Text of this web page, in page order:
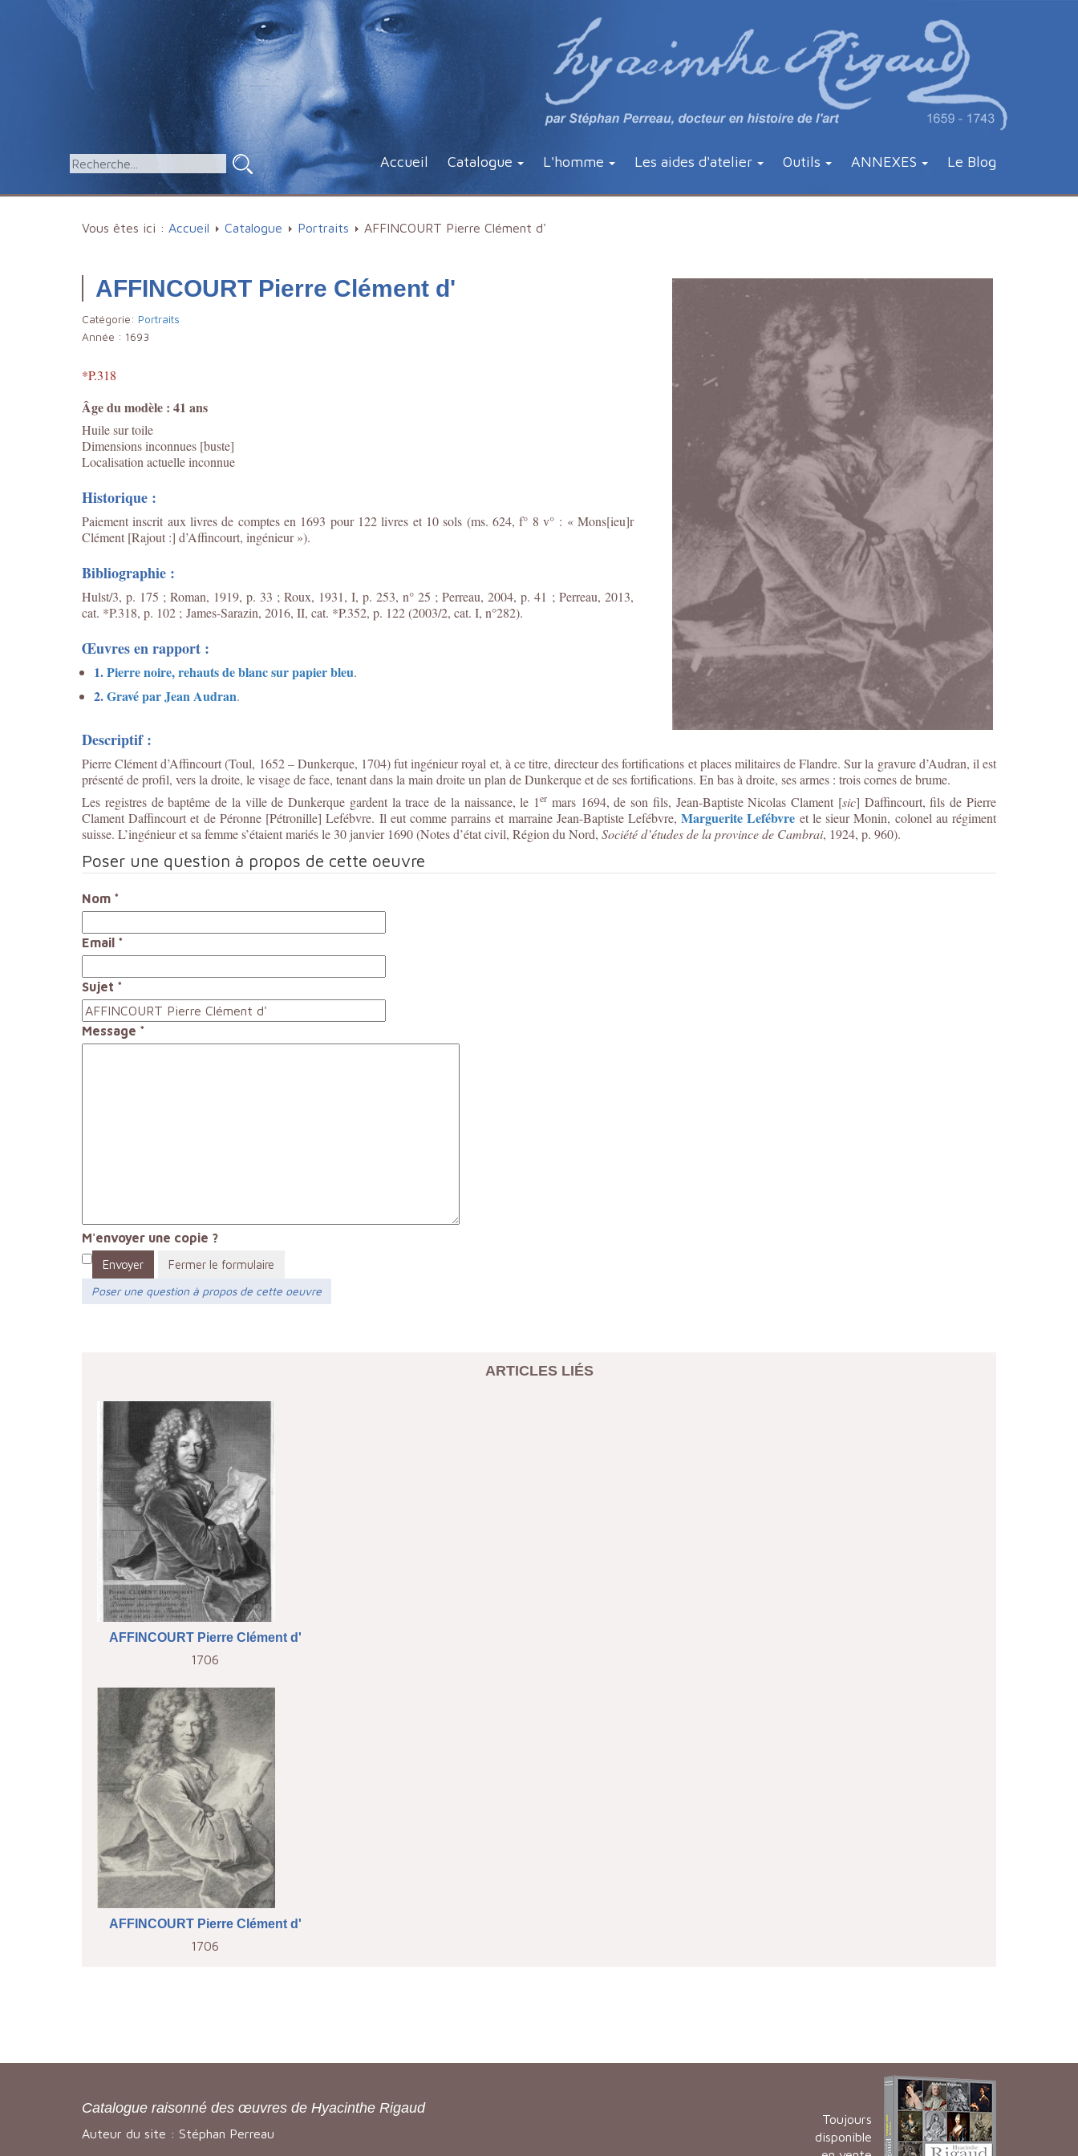
Accueil Catalogue L'homme Les aides d'atelier Outils ANNEXES Le Blog
Vous êtes ici : Accueil Catalogue Portraits AFFINCOURT Pierre Clément d'
AFFINCOURT Pierre Clément d'
Catégorie: Portraits
Année : 1693
*P.318
Âge du modèle : 41 ans
Huile sur toile
Dimensions inconnues [buste]
Localisation actuelle inconnue
Historique :
Paiement inscrit aux livres de comptes en 1693 pour 122 livres et 10 sols (ms. 624, f° 8 v° : « Mons[ieu]r
Clément [Rajout :] d’Affincourt, ingénieur »).
Bibliographie :
Hulst/3, p. 175 ; Roman, 1919, p. 33 ; Roux, 1931, I, p. 253, n° 25 ; Perreau, 2004, p. 41 ; Perreau, 2013,
cat. *P.318, p. 102 ; James-Sarazin, 2016, II, cat. *P.352, p. 122 (2003/2, cat. I, n°282).
Œuvres en rapport :
1.Pierre noire, rehauts de blanc sur papier bleu.
2.Gravé par Jean Audran.
Descriptif :
Pierre Clément d’Affincourt (Toul, 1652 – Dunkerque, 1704) fut ingénieur royal et, à ce titre, directeur des fortifications et places militaires de Flandre. Sur la gravure d’Audran, il est
présenté de profil, vers la droite, le visage de face, tenant dans la main droite un plan de Dunkerque et de ses fortifications. En bas à droite, ses armes : trois cornes de brume.
Les registres de baptême de la ville de Dunkerque gardent la trace de la naissance, le 1er mars 1694, de son fils, Jean-Baptiste Nicolas Clament [sic] Daffincourt, fils de Pierre
Clament Daffincourt et de Péronne [Pétronille] Lefébvre. Il eut comme parrains et marraine Jean-Baptiste Lefébvre,Marguerite Lefébvre et le sieur Monin, colonel au régiment
suisse. L’ingénieur et sa femme s’étaient mariés le 30 janvier 1690 (Notes d’état civil, Région du Nord, Société d’études de la province de Cambrai, 1924, p. 960).
Poser une question à propos de cette oeuvre
Nom *
Email *
Sujet *
Message *
M'envoyer une copie ?
Envoyer
Fermer le formulaire
Poser une question à propos de cette oeuvre
ARTICLES LIÉS
AFFINCOURT Pierre Clément d'
1706
AFFINCOURT Pierre Clément d'
1706
Catalogue raisonné des œuvres de Hyacinthe Rigaud
Auteur du site : Stéphan Perreau
Toujours
disponible